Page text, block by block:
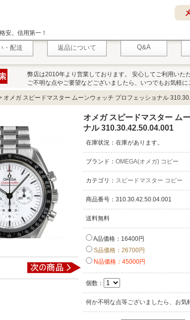
安。信用第一！
・配送 返品について Q&A
弊店は2010年より営業しております。 安心してご利用いた
ご不明な点やご要望などございましたら、いつでもお気軽に
オメガ スピードマスター ムーンウォッチ プロフェッショナル
オメガ スピードマスター ム
ナル 310.30.42.50.04.001
在庫状況：在庫があります。
ブランド： OMEGA(オメガ) コピー
カテゴリ： スピードマスター コピー
商品番号：310.30.42.50.04.001
送料無料
A品価格：16400円
S品価格：26700円
N品価格：45000円
個数：
何か不明な点等ございましたら、お気